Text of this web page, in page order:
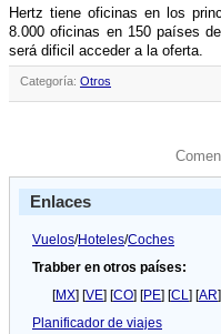
Hertz tiene oficinas en los
8.000 oficinas en 150 paí­ses
será dificil acceder a la oferta.
Categoría: Otros
Enlaces
Vuelos/Hoteles/Coches
Trabber en otros países:
[MX] [VE] [CO] [PE] [CL] [AR]
Planificador de viajes